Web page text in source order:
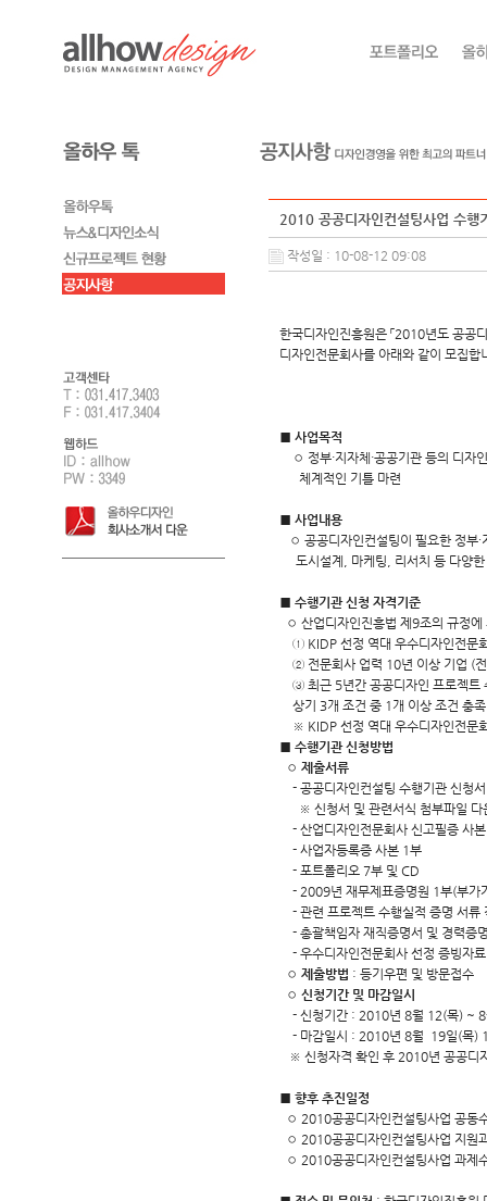
2010 공공디자인컨설팅사업 수행
작성일 : 10-08-12 09:08
한국디자인진흥원은 「2010년도 공공
디자인전문회사를 아래와 같이 모집합
■ 사업목적
◦ 정부·지자체·공공기관 등의 디자
체계적인 기틀 마련
■ 사업내용
◦ 공공디자인컨설팅이 필요한 정부∙
도시설계, 마케팅, 리서치 등 다양한
■ 수행기관 신청 자격기준
◦ 산업디자인진흥법 제9조의 규정에
① KIDP 선정 역대 우수디자인전문
② 전문회사 업력 10년 이상 기업 (
③ 최근 5년간 공공디자인 프로젝트
상기 3개 조건 중 1개 이상 조건 충
※ KIDP 선정 역대 우수디자인전문
■ 수행기관 신청방법
◦ 제출서류
- 공공디자인컨설팅 수행기관 신청
※ 신청서 및 관련서식 첨부파일 다
- 산업디자인전문회사 신고필증 사
- 사업자등록증 사본 1부
- 포트폴리오 7부 및 CD
- 2009년 재무제표증명원 1부(부가
- 관련 프로젝트 수행실적 증명 서류
- 총괄책임자 재직증명서 및 경력증
- 우수디자인전문회사 선정 증빙자
◦ 제출방법 : 등기우편 및 방문접수
◦ 신청기간 및 마감일시
- 신청기간 : 2010년 8월 12(목) ~
- 마감일시 : 2010년 8월 19일(목)
※ 신청자격 확인 후 2010년 공공디
■ 향후 추진일정
◦ 2010공공디자인컨설팅사업 공동
◦ 2010공공디자인컨설팅사업 지
◦ 2010공공디자인컨설팅사업 과제